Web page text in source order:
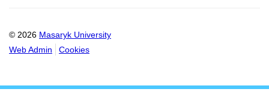
© 2026 Masaryk University
Web Admin
Cookies